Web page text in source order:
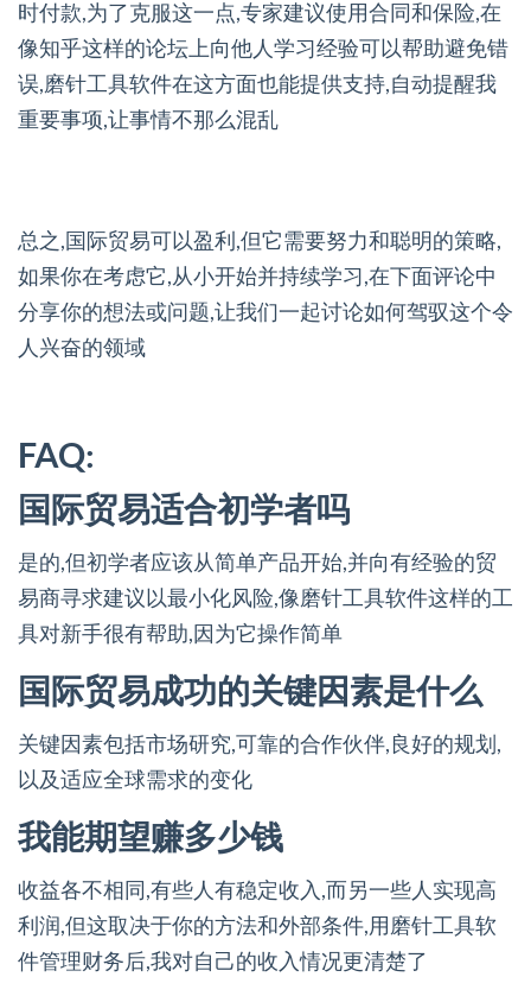
时付款,为了克服这一点,专家建议使用合同和保险,在
像知乎这样的论坛上向他人学习经验可以帮助避免错
误,磨针工具软件在这方面也能提供支持,自动提醒我
重要事项,让事情不那么混乱
总之,国际贸易可以盈利,但它需要努力和聪明的策略,
如果你在考虑它,从小开始并持续学习,在下面评论中
分享你的想法或问题,让我们一起讨论如何驾驭这个令
人兴奋的领域
FAQ:
国际贸易适合初学者吗
是的,但初学者应该从简单产品开始,并向有经验的贸
易商寻求建议以最小化风险,像磨针工具软件这样的工
具对新手很有帮助,因为它操作简单
国际贸易成功的关键因素是什么
关键因素包括市场研究,可靠的合作伙伴,良好的规划,
以及适应全球需求的变化
我能期望赚多少钱
收益各不相同,有些人有稳定收入,而另一些人实现高
利润,但这取决于你的方法和外部条件,用磨针工具软
件管理财务后,我对自己的收入情况更清楚了